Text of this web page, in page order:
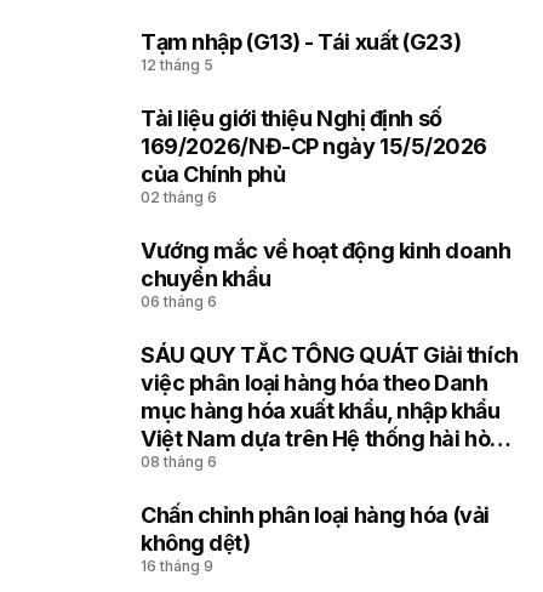
Tạm nhập (G13) - Tái xuất (G23)
12 tháng 5
Tài liệu giới thiệu Nghị định số
169/2026/NĐ-CP ngày 15/5/2026
của Chính phủ
02 tháng 6
Vướng mắc về hoạt động kinh doanh
chuyển khẩu
06 tháng 6
SÁU QUY TẮC TỔNG QUÁT Giải thích
việc phân loại hàng hóa theo Danh
mục hàng hóa xuất khẩu, nhập khẩu
Việt Nam dựa trên Hệ thống hài hòa
mô tả và mã hóa hàng hóa (HS) của
08 tháng 6
Chấn chỉnh phân loại hàng hóa (vải
không dệt)
16 tháng 9